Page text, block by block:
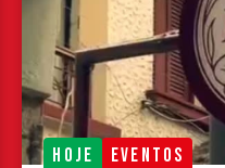
HOJE EVENTOS